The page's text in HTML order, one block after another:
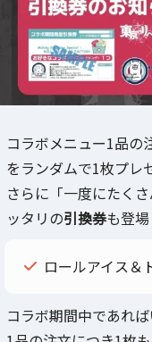
コラボメニュー1品の
をランダムで1枚プレ
さらに「一度にたく
ッタリの引換券も登場
ロールアイス＆
コラボ期間中であれ